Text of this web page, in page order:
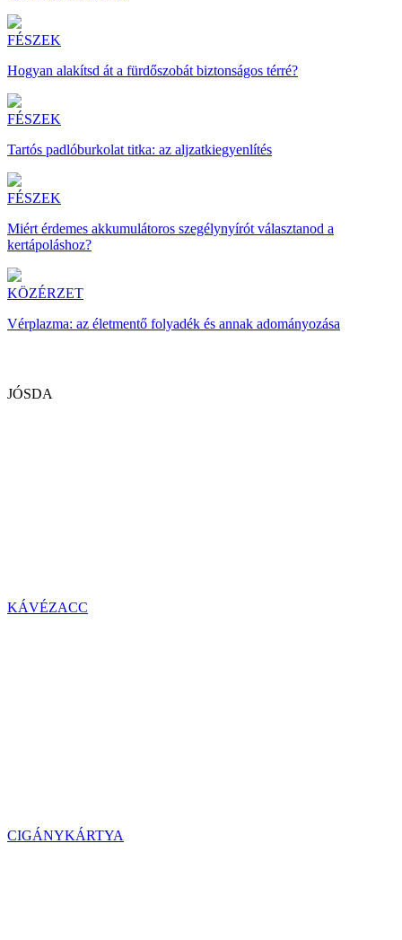
FÉSZEK
Hogyan alakítsd át a fürdőszobát biztonságos térré?
FÉSZEK
Tartós padlóburkolat titka: az aljzatkiegyenlítés
FÉSZEK
Miért érdemes akkumulátoros szegélynyírót választanod a
kertápoláshoz?
KÖZÉRZET
Vérplazma: az életmentő folyadék és annak adományozása
JÓSDA
KÁVÉZACC
CIGÁNYKÁRTYA